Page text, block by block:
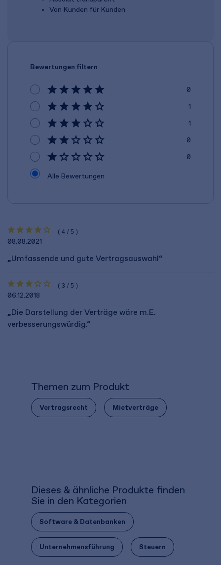
Von Kunden für Kunden
Bewertungen filtern
0
1
1
0
0
Alle Bewertungen
(4/5)
08.08.2021
„Umfassende und gute Vertragsauswahl“
(3/5)
06.12.2018
„Die Darstellung der Verträge wäre m.E.
verbesserungswürdig.“
Themen zum Produkt
Vertragsrecht Mietverträge
Dieses & ähnliche Produkte finden
Sie in den Kategorien
Software & Datenbanken
Unternehmensführung Steuern